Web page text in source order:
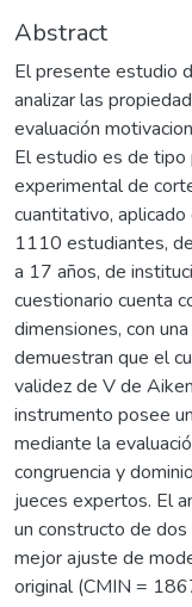
Abstract
El presente estudio
analizar las
evaluación
El estudio es de tipo
experimental de
cuantitativo,
1110 estudiantes,
a 17 años, de
cuestionario cuenta
dimensiones, con
demuestran que el
validez de V de
instrumento posee
mediante la
congruencia y
jueces expertos. El
un constructo de
mejor ajuste de
original (CMIN =